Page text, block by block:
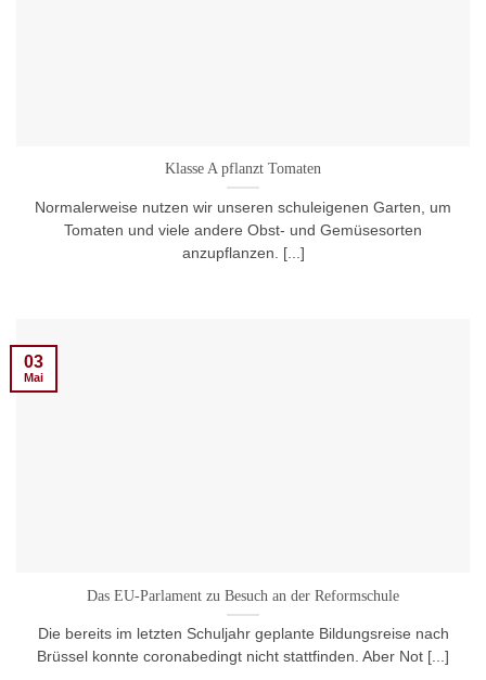
Klasse A pflanzt Tomaten
Normalerweise nutzen wir unseren schuleigenen Garten, um
Tomaten und viele andere Obst- und Gemüsesorten
anzupflanzen. [...]
Das EU-Parlament zu Besuch an der Reformschule
Die bereits im letzten Schuljahr geplante Bildungsreise nach
Brüssel konnte coronabedingt nicht stattfinden. Aber Not [...]
03
Mai